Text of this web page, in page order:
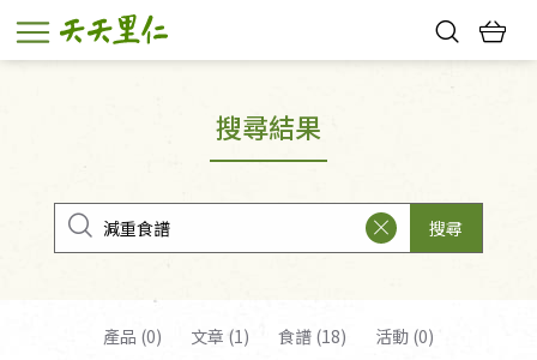
幸福節中獎名單
搜尋結果
搜尋
產品 (0) 文章 (1) 食譜 (18) 活動 (0)